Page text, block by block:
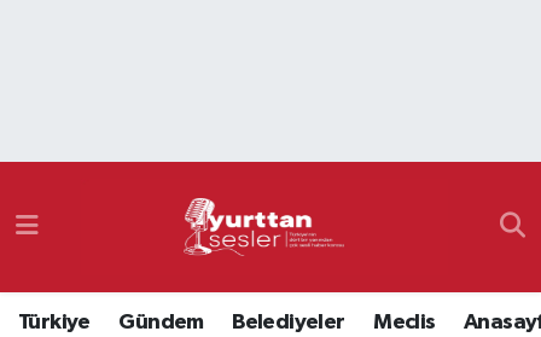
Türkiye Gündem Belediyeler Meclis
Namaz Vakitleri